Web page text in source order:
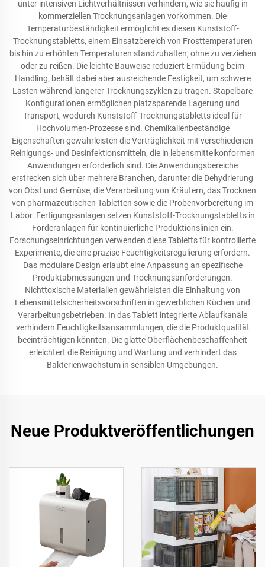
unter intensiven Lichtverhältnissen verhindern, wie sie häufig in
kommerziellen Trocknungsanlagen vorkommen. Die
Temperaturbeständigkeit ermöglicht es diesen Kunststoff-
Trocknungstabletts, einem Einsatzbereich von Frosttemperaturen
bis hin zu erhöhten Temperaturen standzuhalten, ohne zu verziehen
oder zu reißen. Die leichte Bauweise reduziert Ermüdung beim
Handling, behält dabei aber ausreichende Festigkeit, um schwere
Lasten während längerer Trocknungszyklen zu tragen. Stapelbare
Konfigurationen ermöglichen platzsparende Lagerung und
Transport, wodurch Kunststoff-Trocknungstabletts ideal für
Hochvolumen-Prozesse sind. Chemikalienbeständige
Eigenschaften gewährleisten die Verträglichkeit mit verschiedenen
Reinigungs- und Desinfektionsmitteln, die in lebensmittelkonformen
Anwendungen erforderlich sind. Die Anwendungsbereiche
erstrecken sich über mehrere Branchen, darunter die Dehydrierung
von Obst und Gemüse, die Verarbeitung von Kräutern, das Trocknen
von pharmazeutischen Tabletten sowie die Probenvorbereitung im
Labor. Fertigungsanlagen setzen Kunststoff-Trocknungstabletts in
Förderanlagen für kontinuierliche Produktionslinien ein.
Forschungseinrichtungen verwenden diese Tabletts für kontrollierte
Experimente, die eine präzise Feuchtigkeitsregulierung erfordern.
Das modulare Design erlaubt eine Anpassung an spezifische
Produktabmessungen und Trocknungsanforderungen.
Nichttoxische Materialien gewährleisten die Einhaltung von
Lebensmittelsicherheitsvorschriften in gewerblichen Küchen und
Verarbeitungsbetrieben. In das Tablett integrierte Ablaufkanäle
verhindern Feuchtigkeitsansammlungen, die die Produktqualität
beeinträchtigen könnten. Die glatte Oberflächenbeschaffenheit
erleichtert die Reinigung und Wartung und verhindert das
Bakterienwachstum in sensiblen Umgebungen.
Neue Produktveröffentlichungen